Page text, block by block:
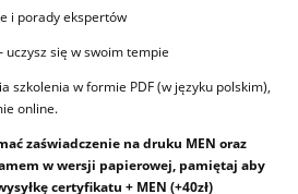
i porady ekspertów
uczysz się w swoim tempie
szkolenia w formie PDF (w języku polskim),
online.
zaświadczenie na druku MEN oraz
w wersji papierowej, pamiętaj aby
certyfikatu + MEN (+40zł)